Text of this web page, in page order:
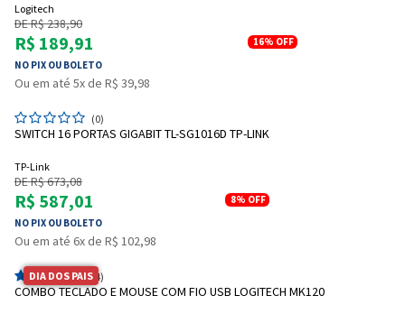
Logitech
DE R$ 238,90
R$ 189,91
NO PIX OU BOLETO
16% OFF
Ou em até 5x de R$ 39,98
(0)
SWITCH 16 PORTAS GIGABIT TL-SG1016D TP-LINK
TP-Link
DE R$ 673,08
R$ 587,01
NO PIX OU BOLETO
8% OFF
Ou em até 6x de R$ 102,98
DIA DOS PAIS(4)
COMBO TECLADO E MOUSE COM FIO USB LOGITECH MK120